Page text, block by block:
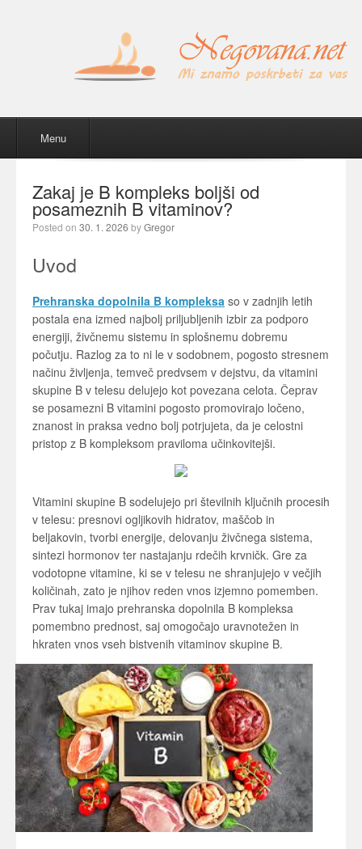
Skip to content
Menu
Zakaj je B kompleks boljši od
posameznih B vitaminov?
Posted on 30. 1. 2026 byGregor
Uvod
Prehranska dopolnila B kompleksa so v zadnjih letih
postala ena izmed najbolj priljubljenih izbir za podporo
energiji, živčnemu sistemu in splošnemu dobremu
počutju. Razlog za to ni le v sodobnem, pogosto stresnem
načinu življenja, temveč predvsem v dejstvu, da vitamini
skupine B v telesu delujejo kot povezana celota. Čeprav
se posamezni B vitamini pogosto promovirajo ločeno,
znanost in praksa vedno bolj potrjujeta, da je celostni
pristop z B kompleksom praviloma učinkovitejši.
Vitamini skupine B sodelujejo pri številnih ključnih procesih
v telesu: presnovi ogljikovih hidratov, maščob in
beljakovin, tvorbi energije, delovanju živčnega sistema,
sintezi hormonov ter nastajanju rdečih krvničk. Gre za
vodotopne vitamine, ki se v telesu ne shranjujejo v večjih
količinah, zato je njihov reden vnos izjemno pomemben.
Prav tukaj imajo prehranska dopolnila B kompleksa
pomembno prednost, saj omogočajo uravnotežen in
hkraten vnos vseh bistvenih vitaminov skupine B.